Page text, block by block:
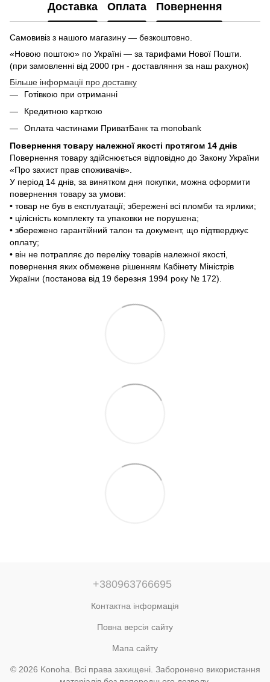
Доставка Оплата Повернення
Самовивіз з нашого магазину — безкоштовно.
«Новою поштою» по Україні — за тарифами Нової Пошти.
(при замовленні від 2000 грн - доставляння за наш рахунок)
Більше інформації про доставку
Готівкою при отриманні
Кредитною карткою
Оплата частинами ПриватБанк та monobank
Повернення товару належної якості протягом 14 днів
Повернення товару здійснюється відповідно до Закону України
«Про захист прав споживачів».
У період 14 днів, за винятком дня покупки, можна оформити
повернення товару за умови:
• товар не був в експлуатації; збережені всі пломби та ярлики;
• цілісність комплекту та упаковки не порушена;
• збережено гарантійний талон та документ, що підтверджує
оплату;
• він не потрапляє до переліку товарів належної якості,
повернення яких обмежене рішенням Кабінету Міністрів
України (постанова від 19 березня 1994 року № 172).
+380963766695
Контактна інформація
Повна версія сайту
Мапа сайту
© 2026 Konoha. Всі права захищені. Заборонено використання